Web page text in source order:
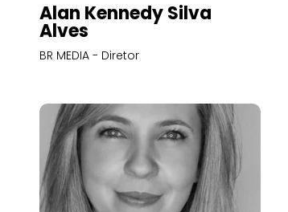
Alan Kennedy Silva
Alves
BR MEDIA - Diretor